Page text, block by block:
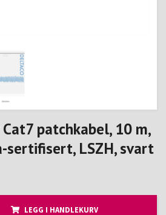
patchkabel, 10 m,
sertifisert, LSZH, svart
LEGG I HANDLEKURV